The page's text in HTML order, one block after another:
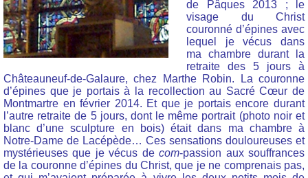
de Pâques 2013 ; le
visage du Christ
couronné d’épines avec
lequel je vécus dans
ma chambre durant la
retraite des 5 jours à
Châteauneuf-de-Galaure, chez Marthe Robin. La couronne
d’épines que je portais à la recollection au Sacré Cœur de
Montmartre en février 2014. Et que je portais encore durant
l’autre retraite de 5 jours, dont le même portrait (photo noir et
blanc d’une sculpture en bois) était dans ma chambre à
Notre-Dame de Lacépède… Ces sensations douloureuses et
mystérieuses que je vécus decom-passion aux souffrances
de la couronne d’épines du Christ, que je ne comprenais pas,